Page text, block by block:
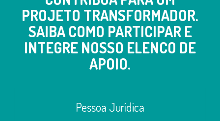
PROJETO TRANSFORMADOR.
SAIBA COMO PARTICIPAR E
INTEGRE NOSSO ELENCO DE
APOIO.
Pessoa Jurídica